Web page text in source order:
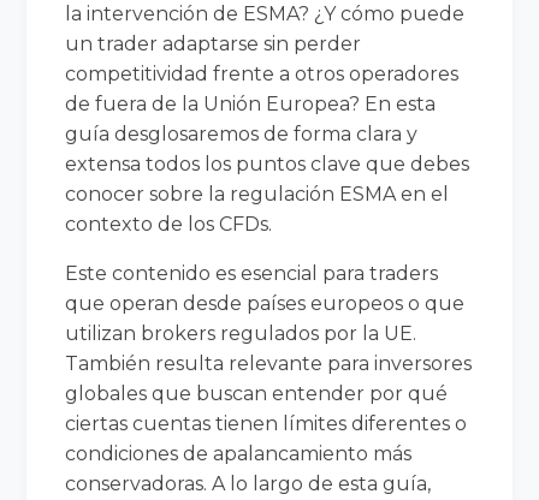
la intervención de ESMA? ¿Y cómo puede
un trader adaptarse sin perder
competitividad frente a otros operadores
de fuera de la Unión Europea? En esta
guía desglosaremos de forma clara y
extensa todos los puntos clave que debes
conocer sobre la regulación ESMA en el
contexto de los CFDs.
Este contenido es esencial para traders
que operan desde países europeos o que
utilizan brokers regulados por la UE.
También resulta relevante para inversores
globales que buscan entender por qué
ciertas cuentas tienen límites diferentes o
condiciones de apalancamiento más
conservadoras. A lo largo de esta guía,